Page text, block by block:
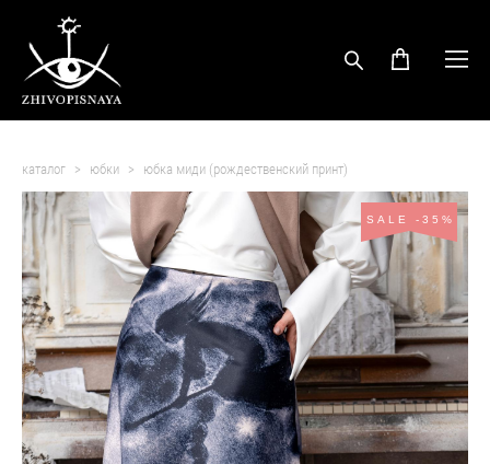
каталог > юбки > юбка миди (рождественский принт)
SALE -35%